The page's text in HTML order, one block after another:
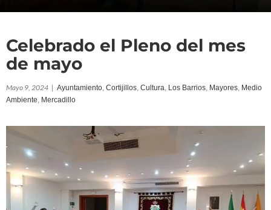
Celebrado el Pleno del mes
de mayo
Mayo 9, 2024 | Ayuntamiento, Cortijillos, Cultura, Los Barrios, Mayores, Medio
Ambiente, Mercadillo